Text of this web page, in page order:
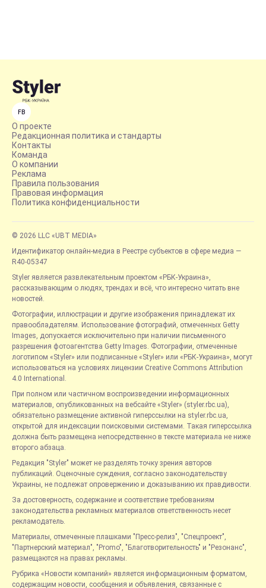
FB
О проекте
Редакционная политика и стандарты
Контакты
Команда
О компании
Реклама
Правила пользования
Правовая информация
Политика конфиденциальности
© 2026 LLC «UBT MEDIA»
Идентификатор онлайн-медиа в Реестре субъектов в сфере медиа —
R40-05347
Styler является развлекательным проектом «РБК-Украина»,
рассказывающим о людях, трендах и всё, что интересно читать вне
новостей.
Фотографии, иллюстрации и другие изображения принадлежат их
правообладателям. Использование фотографий, отмеченных Getty
Images, допускается исключительно при наличии письменного
разрешения фотоагентства Getty Images. Фотографии, отмеченные
логотипом «Styler» или подписанные «Styler» или «РБК-Украина», могут
использоваться на условиях лицензии Creative Commons Attribution
4.0 International.
При полном или частичном воспроизведении информационных
материалов, опубликованных на вебсайте «Styler» (styler.rbc.ua),
обязательно размещение активной гиперссылки на styler.rbc.ua,
открытой для индексации поисковыми системами. Такая гиперссылка
должна быть размещена непосредственно в тексте материала не ниже
второго абзаца.
Редакция "Styler" может не разделять точку зрения авторов
публикаций. Оценочные суждения, согласно законодательству
Украины, не подлежат опровержению и доказыванию их правдивости.
За достоверность, содержание и соответствие требованиям
законодательства рекламных материалов ответственность несет
рекламодатель.
Материалы, отмеченные плашками "Пресс-релиз", "Спецпроект",
"Партнерский материал", "Promo", "Благотворительность" и "Резонанс",
размещаются на правах рекламы.
Рубрика «Новости компаний» является информационным форматом,
содержащим новости, сообщения и объявления, связанные с